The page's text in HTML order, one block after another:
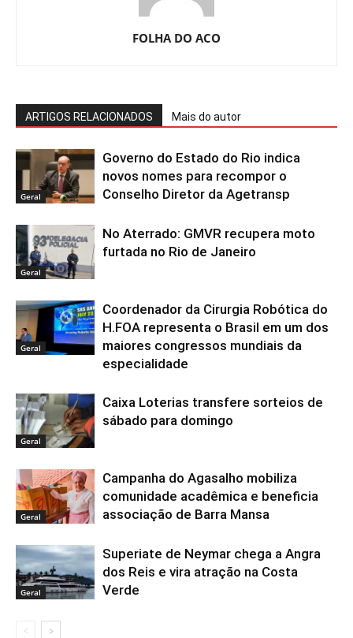
FOLHA DO ACO
ARTIGOS RELACIONADOS Mais do autor
Geral
Governo do Estado do Rio indica
novos nomes para recompor o
Conselho Diretor da Agetransp
Geral
No Aterrado: GMVR recupera moto
furtada no Rio de Janeiro
Geral
Coordenador da Cirurgia Robótica do
H.FOA representa o Brasil em um dos
maiores congressos mundiais da
especialidade
Geral
Caixa Loterias transfere sorteios de
sábado para domingo
Geral
Campanha do Agasalho mobiliza
comunidade acadêmica e beneficia
associação de Barra Mansa
Geral
Superiate de Neymar chega a Angra
dos Reis e vira atração na Costa
Verde